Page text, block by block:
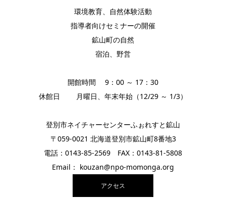
環境教育、自然体験活動
指導者向けセミナーの開催
鉱山町の自然
宿泊、野営
開館時間 9：00 ～ 17：30
休館日 月曜日、年末年始（12/29 ～ 1/3）
登別市ネイチャーセンターふぉれすと鉱山
〒059-0021 北海道登別市鉱山町8番地3
電話：0143-85-2569 FAX：0143-81-5808
Email： kouzan@npo-momonga.org
アクセス